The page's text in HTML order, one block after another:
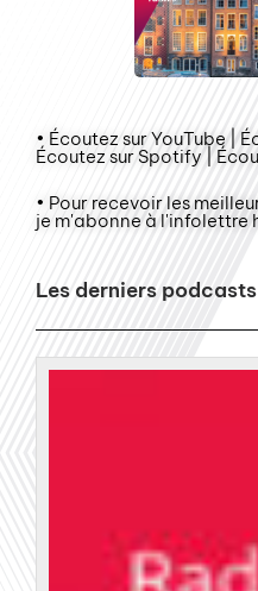
• Écoutez sur YouTube |
Écoutez sur Spotify |
• Pour recevoir les
je m'abonne à
Les derniers